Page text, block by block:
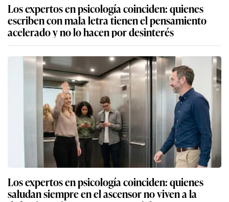
Los expertos en psicología coinciden: quienes
escriben con mala letra tienen el pensamiento
acelerado y no lo hacen por desinterés
Los expertos en psicología coinciden: quienes
saludan siempre en el ascensor no viven a la